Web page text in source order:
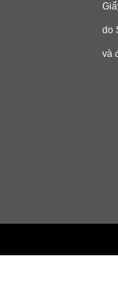
do
và